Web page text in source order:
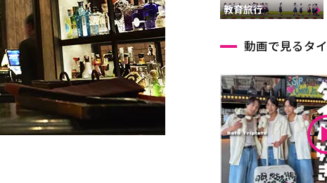
教育旅行
動画で見るタイ